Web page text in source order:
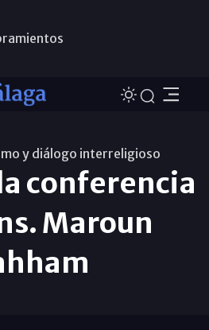
Campaña Pro Templos
y diálogo interreligioso
conferencia
Maroun